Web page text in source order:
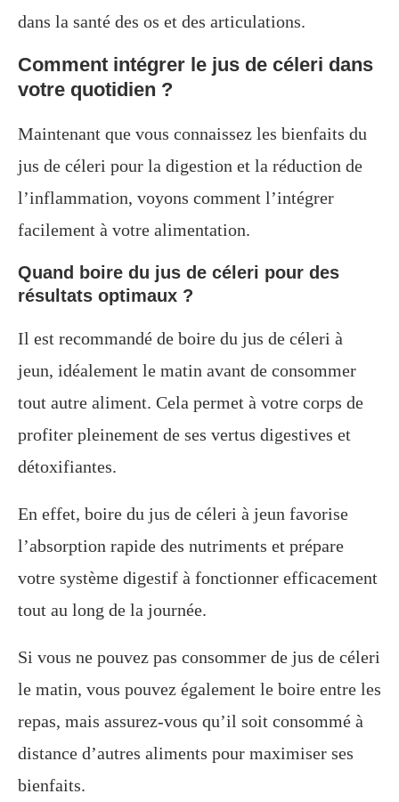
dans la santé des os et des articulations.
Comment intégrer le jus de céleri dans
votre quotidien ?
Maintenant que vous connaissez les bienfaits du
jus de céleri pour la digestion et la réduction de
l’inflammation, voyons comment l’intégrer
facilement à votre alimentation.
Quand boire du jus de céleri pour des
résultats optimaux ?
Il est recommandé de boire du jus de céleri à
jeun, idéalement le matin avant de consommer
tout autre aliment. Cela permet à votre corps de
profiter pleinement de ses vertus digestives et
détoxifiantes.
En effet, boire du jus de céleri à jeun favorise
l’absorption rapide des nutriments et prépare
votre système digestif à fonctionner efficacement
tout au long de la journée.
Si vous ne pouvez pas consommer de jus de céleri
le matin, vous pouvez également le boire entre les
repas, mais assurez-vous qu’il soit consommé à
distance d’autres aliments pour maximiser ses
bienfaits.